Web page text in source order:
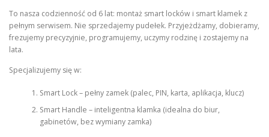
To nasza codzienność od 6 lat: montaż smart locków i smart klamek z
pełnym serwisem. Nie sprzedajemy pudełek. Przyjeżdżamy, dobieramy,
frezujemy precyzyjnie, programujemy, uczymy rodzinę i zostajemy na
lata.
Specjalizujemy się w:
Smart Lock – pełny zamek (palec, PIN, karta, aplikacja, klucz)
Smart Handle – inteligentna klamka (idealna do biur,
gabinetów, bez wymiany zamka)